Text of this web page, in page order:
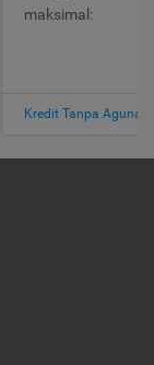
maksimal:
Kredit Tanpa Agunan